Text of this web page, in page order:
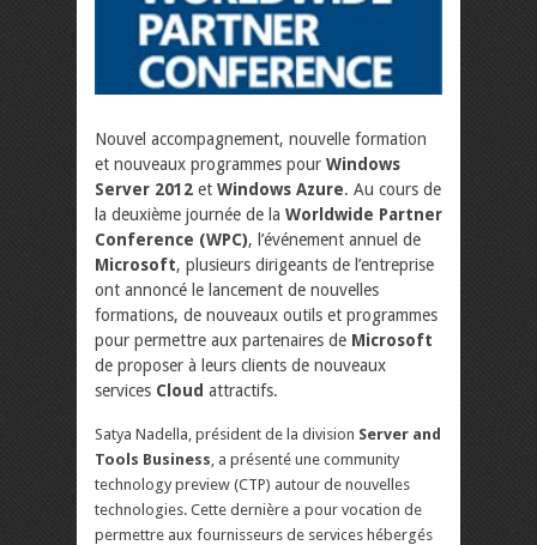
Nouvel accompagnement, nouvelle formation
et nouveaux programmes pour Windows
Server 2012 et Windows Azure. Au cours de
la deuxième journée de la Worldwide Partner
Conference (WPC), l’événement annuel de
Microsoft, plusieurs dirigeants de l’entreprise
ont annoncé le lancement de nouvelles
formations, de nouveaux outils et programmes
pour permettre aux partenaires de Microsoft
de proposer à leurs clients de nouveaux
services Cloud attractifs.
Satya Nadella, président de la division Server and
Tools Business , a présenté une community
technology preview (CTP) autour de nouvelles
technologies. Cette dernière a pour vocation de
permettre aux fournisseurs de services hébergés